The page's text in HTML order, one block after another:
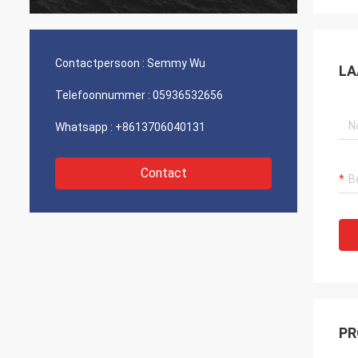
Contactpersoon : Semmy Wu
Telefoonnummer : 05936532656
Whatsapp : +8613706040131
Contact